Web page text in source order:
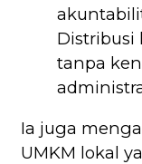
Distribusi
tanpa
Ia juga
UMKM lokal